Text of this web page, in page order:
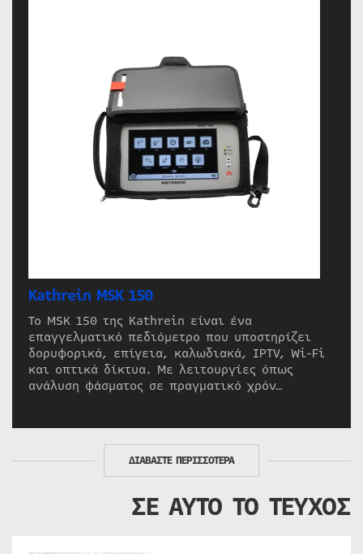
Kathrein MSK 150
Το MSK 150 της Kathrein είναι ένα
επαγγελματικό πεδιόμετρο που υποστηρίζει
δορυφορικά, επίγεια, καλωδιακά, IPTV, Wi-Fi
και οπτικά δίκτυα. Με λειτουργίες όπως
ανάλυση φάσματος σε πραγματικό χρόν…
ΔΙΑΒΑΣΤΕ ΠΕΡΙΣΣΟΤΕΡΑ
ΣΕ ΑΥΤΟ ΤΟ ΤΕΥΧΟΣ